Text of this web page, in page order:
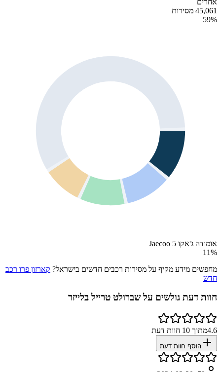
אחרים
45,061 מסירות
59%
אומודה ג'אקו Jaecoo 5
11%
מחפשים מידע מקיף על מסירות רכבים חדשים בישראל? קארזון פרו רכב
חדש
חוות דעת גולשים עלשברולט טרייל בלייזר
4.6מתוך 10 חוות דעת
הוסף חוות דעת